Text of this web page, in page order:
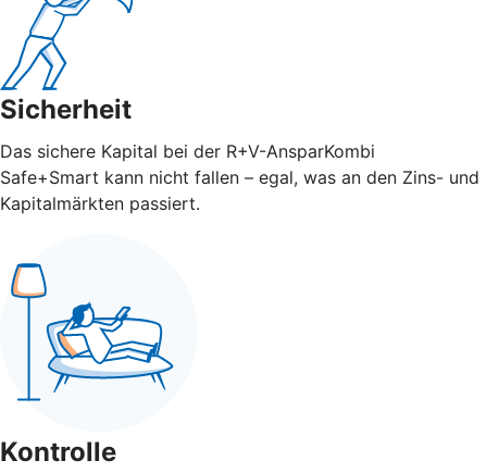
Sicherheit
Das sichere Kapital bei der R+V-AnsparKombi
Safe+Smart kann nicht fallen – egal, was an den Zins- und
Kapitalmärkten passiert.
Kontrolle